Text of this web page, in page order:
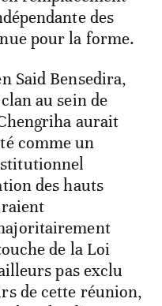
des
pour la forme.
Said Bensedira,
au sein de
aurait
comme un
des hauts
de la Loi
pas exclu
de cette réunion,